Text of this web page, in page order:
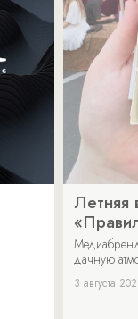
Летняя
дачную
3 августа